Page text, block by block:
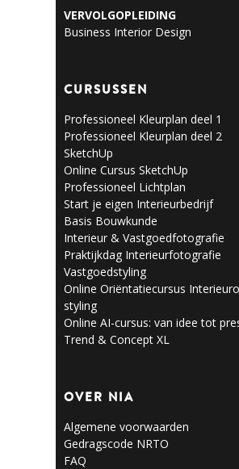
VERVOLGOPLEIDING
Business Interior Design
CURSUSSEN
Professioneel Kleurplan deel 1
Professioneel Kleurplan deel 2
SketchUp
Online Cursus SketchUp
Professioneel Lichtplan
Start je eigen Interieurbedrijf
Basis Bouwkunde
Interieur & Vastgoedfotografie
Praktijkdag Interieurfotografie
Vastgoedstyling
Online Oriëntatiecursus
styling
Online AI-cursus: van idee tot
Trend & Concept XL
OVER NIA
Algemene voorwaarden
Gedragscode NRTO
FAQ